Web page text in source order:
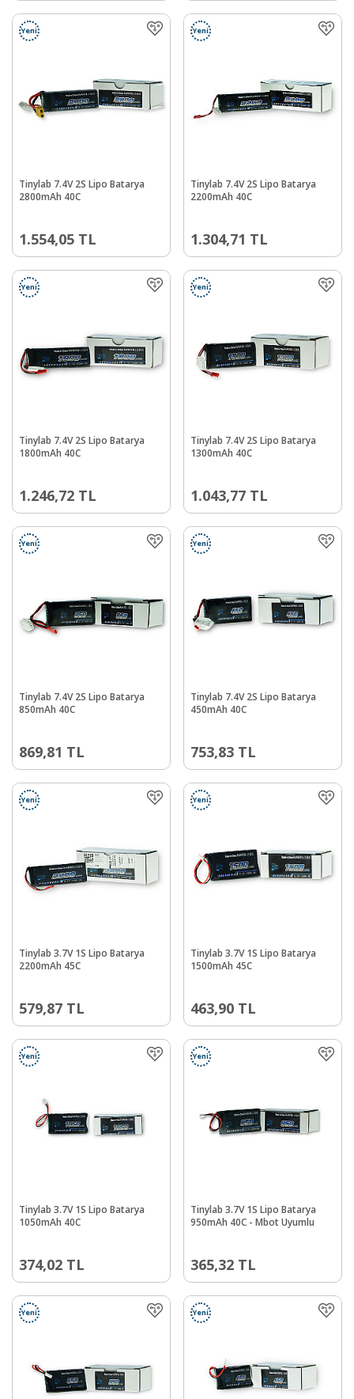
Yeni
Tinylab 7.4V 2S Lipo Batarya
2800mAh 40C
1.554,05 TL
Yeni
Tinylab 7.4V 2S Lipo Batarya
2200mAh 40C
1.304,71 TL
Yeni
Tinylab 7.4V 2S Lipo Batarya
1800mAh 40C
1.246,72 TL
Yeni
Tinylab 7.4V 2S Lipo Batarya
1300mAh 40C
1.043,77 TL
Yeni
Tinylab 7.4V 2S Lipo Batarya
850mAh 40C
869,81 TL
Yeni
Tinylab 7.4V 2S Lipo Batarya
450mAh 40C
753,83 TL
Yeni
Tinylab 3.7V 1S Lipo Batarya
2200mAh 45C
579,87 TL
Yeni
Tinylab 3.7V 1S Lipo Batarya
1500mAh 45C
463,90 TL
Yeni
Tinylab 3.7V 1S Lipo Batarya
1050mAh 40C
374,02 TL
Yeni
Tinylab 3.7V 1S Lipo Batarya
950mAh 40C - Mbot Uyumlu
365,32 TL
Yeni Yeni